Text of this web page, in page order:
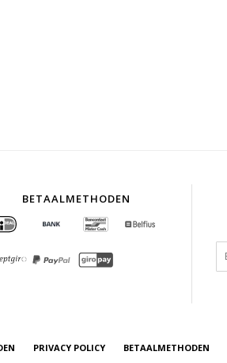
BETAALMETHODEN
PRIVACY POLICY BETAALMETHODEN